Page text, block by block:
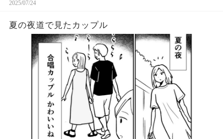
2025/07/24
夏の夜道で見たカップル